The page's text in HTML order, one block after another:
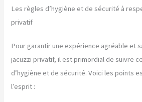
Les règles d’hygiène et de sécurité à
privatif
Pour garantir une expérience agréable et
jacuzzi privatif, il est primordial de suivre
d’hygiène et de sécurité. Voici les points
l’esprit :